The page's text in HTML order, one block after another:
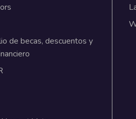
de becas, descuentos y